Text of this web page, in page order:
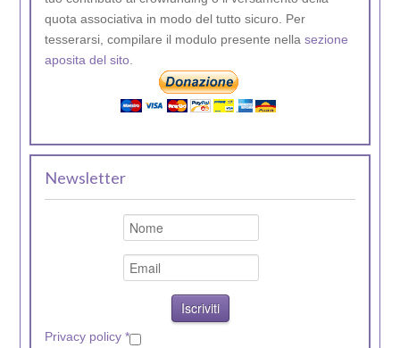
quota associativa in modo del tutto sicuro. Per
tesserarsi, compilare il modulo presente nella sezione
aposita del sito.
Newsletter
Privacy policy*